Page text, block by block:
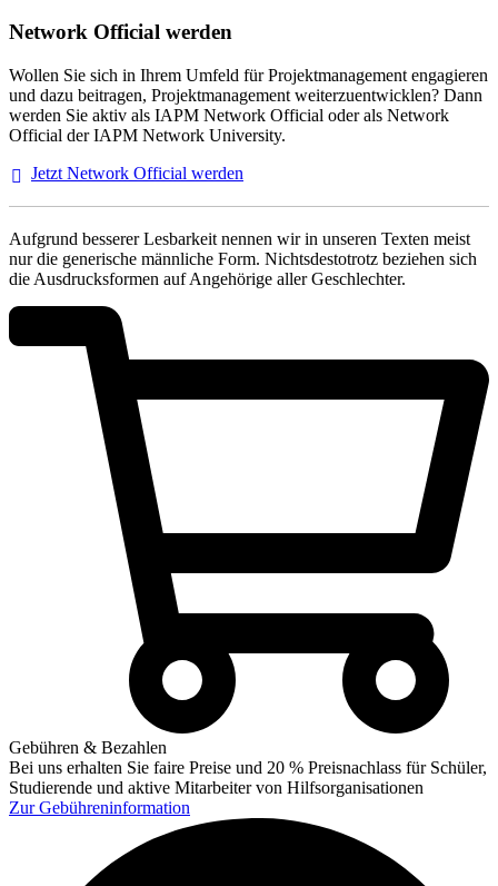
Network Official werden
Wollen Sie sich in Ihrem Umfeld für Projektmanagement engagieren
und dazu beitragen, Projektmanagement weiterzuentwicklen? Dann
werden Sie aktiv als IAPM Network Official oder als Network
Official der IAPM Network University.
Jetzt Network Official werden
Aufgrund besserer Lesbarkeit nennen wir in unseren Texten meist
nur die generische männliche Form. Nichtsdestotrotz beziehen sich
die Ausdrucksformen auf Angehörige aller Geschlechter.
Gebühren & Bezahlen
Bei uns erhalten Sie faire Preise und 20 % Preisnachlass für Schüler,
Studierende und aktive Mitarbeiter von Hilfsorganisationen
ZurGebühreninformation